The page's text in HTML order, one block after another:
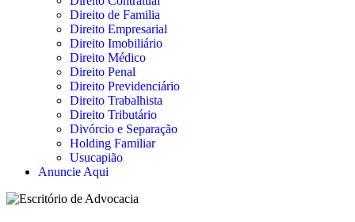
Direito de Familia
Direito Empresarial
Direito Imobiliário
Direito Médico
Direito Penal
Direito Previdenciário
Direito Trabalhista
Direito Tributário
Divórcio e Separação
Holding Familiar
Usucapião
Anuncie Aqui